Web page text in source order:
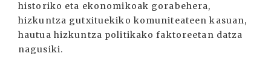
historiko eta ekonomikoak gorabehera,
hizkuntza gutxituekiko komuniteateen kasuan,
hautua hizkuntza politikako faktoreetan datza
nagusiki.